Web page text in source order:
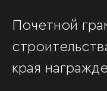
Почетной
края